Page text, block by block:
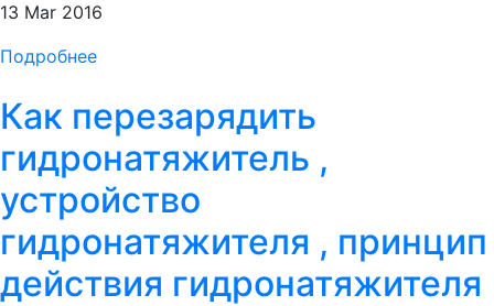
13 Mar 2016
Подробнее
Как перезарядить
гидронатяжитель ,
устройство
гидронатяжителя , принцип
действия гидронатяжителя